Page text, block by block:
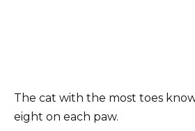
The cat with the most toes
eight on each paw.